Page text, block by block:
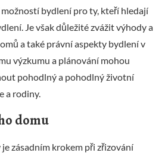
bydlení pro ty, kteří hledají
Je však důležité zvážit výhody a
a také právní aspekty bydlení v
výzkumu a plánování mohou
pohodlný a pohodlný životní
a rodiny.
domu
zásadním krokem při zřizování